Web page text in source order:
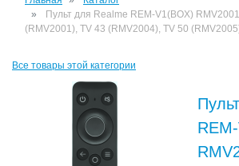
Пульт для Realme REM-V1(BOX)
(RMV2001), TV 43 (RMV2004), TV 50
Все товары этой категории